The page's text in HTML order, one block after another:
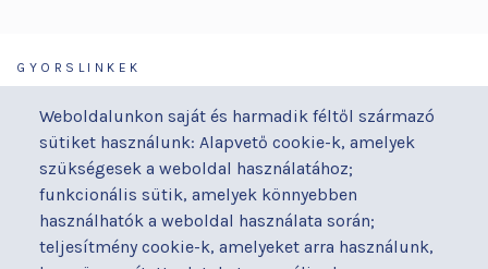
Weboldalunkon saját és harmadik féltől származó
sütiket használunk: Alapvető cookie-k, amelyek
szükségesek a weboldal használatához;
funkcionális sütik, amelyek könnyebben
használhatók a weboldal használata során;
teljesítmény cookie-k, amelyeket arra használunk,
GYORSLINKEK
Orvosaink
Osztályaink
Kapcsolat
Akadálymentesítési
nyilatkozat
Gyermekmegőrző
Házirend
Hírek
Parkolás
Térítéses ellátás